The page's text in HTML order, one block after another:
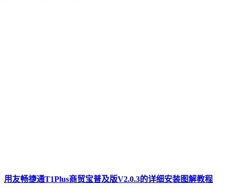
用友畅捷通T1Plus商贸宝普及版V2.0.3的详细安装图解教程